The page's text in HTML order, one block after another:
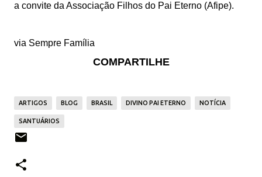
a convite da Associação Filhos do Pai Eterno (Afipe).
via Sempre Família
COMPARTILHE
ARTIGOS BLOG BRASIL DIVINO PAI ETERNO NOTÍCIA
SANTUÁRIOS